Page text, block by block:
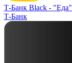
Т-Банк Black - "Еда"
Т-Банк